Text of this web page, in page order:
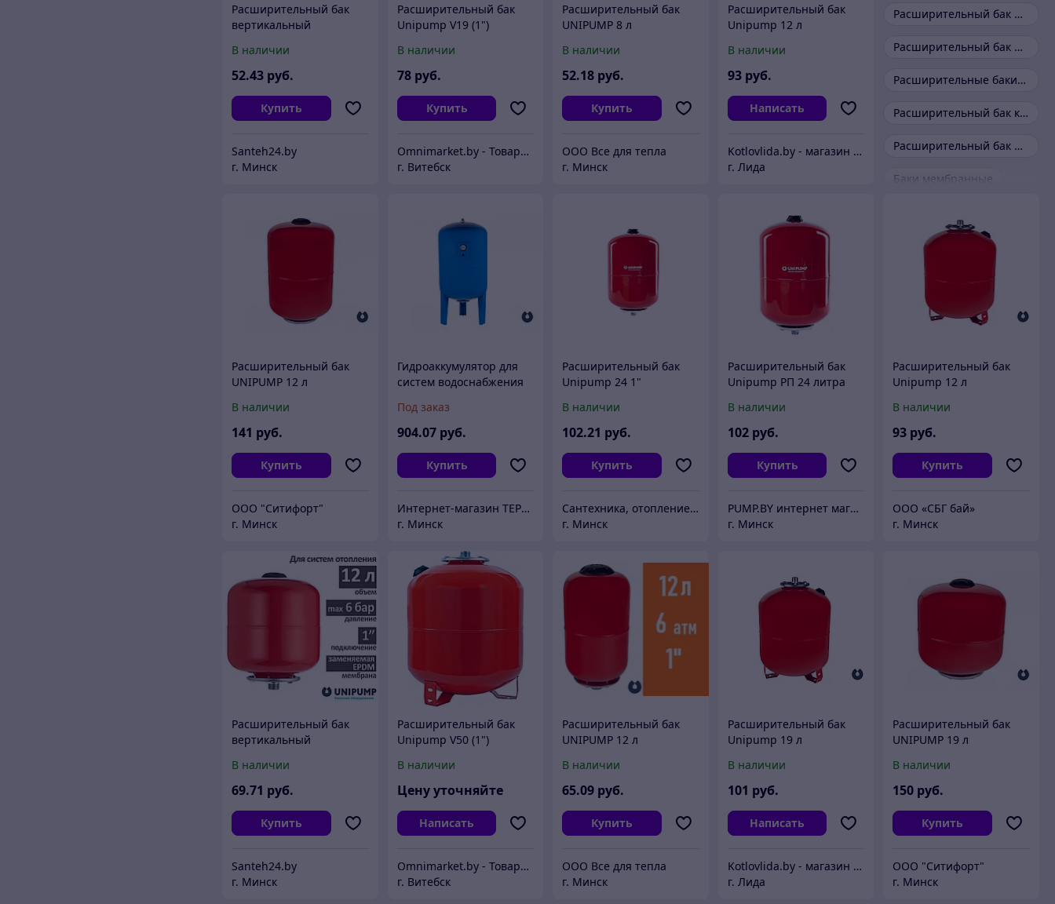
Расширительный бак
вертикальный
л.)
В наличии
52.43 руб.
Купить
Santeh24.by
г. Минск
Расширительный бак
Unipump V19 (1")
систем отопления
(71646), Россия
В наличии
78 руб.
Купить
Omnimarket.by - Товары для дома и стройки с доставкой по Беларуси
г. Витебск
Расширительный бак
UNIPUMP 8 л
В наличии
52.18 руб.
Купить
ООО Все для тепла
г. Минск
Расширительный бак
Unipump 12 л
В наличии
93 руб.
Написать
Kotlovlida.by - магазин отопительной техники.
г. Лида
Расширительный бак для воды
Расширительный бак для водоснабжения
Расширительные баки для систем отопления
Расширительный бак к котлам
Расширительный бак для отопления
Баки мембранные
Расширительный бак
UNIPUMP 12 л
В наличии
141 руб.
Купить
ООО "Ситифорт"
г. Минск
Гидроаккумулятор для
систем водоснабжения
вертикальный с
манометром
Под заказ
904.07 руб.
Купить
Интернет-магазин TEPLOLAB.BY / ООО "Лаборатория тепла"
г. Минск
Расширительный бак
Unipump 24 1"
В наличии
102.21 руб.
Купить
Сантехника, отопление "Santon.by"
г. Минск
Расширительный бак
Unipump РП 24 литра
В наличии
102 руб.
Купить
PUMP.BY интернет магазин насосов
г. Минск
Расширительный бак
Unipump 12 л
В наличии
93 руб.
Купить
ООО «СБГ бай»
г. Минск
Расширительный бак
вертикальный
л.)
В наличии
69.71 руб.
Купить
Santeh24.by
г. Минск
Расширительный бак
Unipump V50 (1")
систем отопления,
Россия (83638)
В наличии
Цену уточняйте
Написать
Omnimarket.by - Товары для дома и стройки с доставкой по Беларуси
г. Витебск
Расширительный бак
UNIPUMP 12 л
В наличии
65.09 руб.
Купить
ООО Все для тепла
г. Минск
Расширительный бак
Unipump 19 л
В наличии
101 руб.
Написать
Kotlovlida.by - магазин отопительной техники.
г. Лида
Расширительный бак
UNIPUMP 19 л
В наличии
150 руб.
Купить
ООО "Ситифорт"
г. Минск